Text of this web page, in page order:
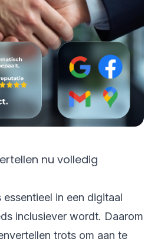
nu volledig
in een digitaal
inclusiever wordt. Daarom
trots om aan te